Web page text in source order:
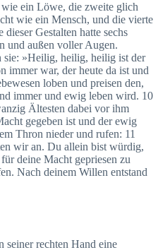
wie ein Löwe, die zweite glich
wie ein Mensch, und die vierte
Gestalten hatte sechs
und außen voller Augen.
»Heilig, heilig, heilig ist der
immer war, der heute da ist und
loben und preisen den,
immer und ewig leben wird. 10
Ältesten dabei vor ihm
gegeben ist und der ewig
Thron nieder und rufen: 11
wir an. Du allein bist würdig,
deine Macht gepriesen zu
Nach deinem Willen entstand
seiner rechten Hand eine